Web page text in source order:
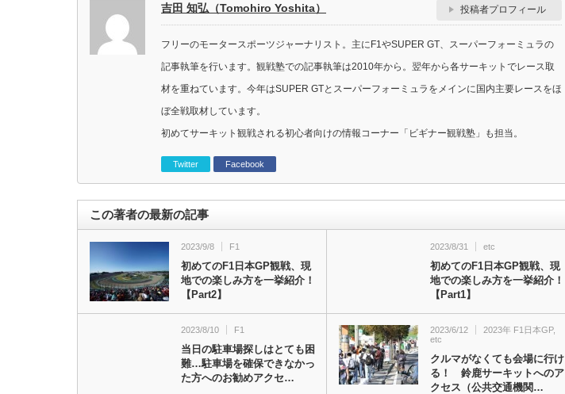
吉田 知弘（Tomohiro Yoshita） 投稿者プロフィール
フリーのモータースポーツジャーナリスト。主にF1やSUPER GT、スーパーフォーミュラの
記事執筆を行います。観戦塾での記事執筆は2010年から。翌年から各サーキットでレース取
材を重ねています。今年はSUPER GTとスーパーフォーミュラをメインに国内主要レースをほ
ぼ全戦取材しています。
初めてサーキット観戦される初心者向けの情報コーナー「ビギナー観戦塾」も担当。
Twitter Facebook
この著者の最新の記事
2023/9/8 F1
初めてのF1日本GP観戦、現
地での楽しみ方を一挙紹介！
【Part2】
2023/8/31 etc
初めてのF1日本GP観戦、現
地での楽しみ方を一挙紹介！
【Part1】
2023/8/10 F1
当日の駐車場探しはとても困
難…駐車場を確保できなかっ
た方へのお勧めアクセ…
2023/6/12 2023年 F1日本GP,
etc
クルマがなくても会場に行け
る！ 鈴鹿サーキットへのア
クセス（公共交通機関…